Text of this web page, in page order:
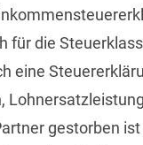
für die
eine
gestorben